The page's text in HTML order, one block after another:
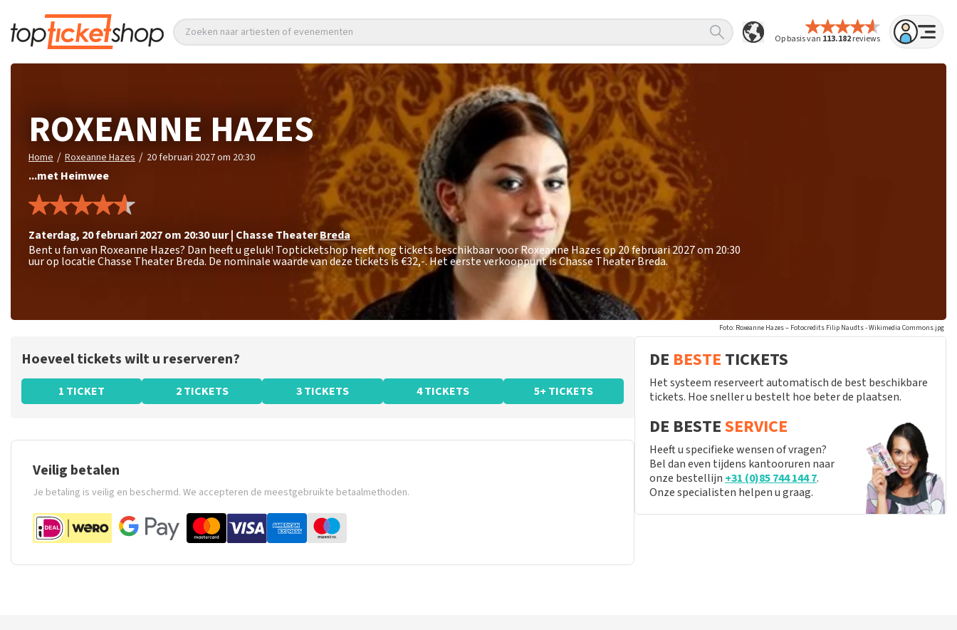
Op basis van 113.182reviews
Zoeken naar artiesten of evenementen
ROXEANNE HAZES
Home / Roxeanne Hazes / 20 februari 2027 om 20:30
...met Heimwee
zaterdag, 20 februari 2027 om 20:30uur| Chasse TheaterBreda
Bent u fan van Roxeanne Hazes? Dan heeft u geluk! Topticketshop heeft nog tickets beschikbaar voor Roxeanne Hazes op 20 februari 2027 om 20:30
uur op locatie Chasse Theater Breda. De nominale waarde van deze tickets is€32,-. Het eerste verkooppunt is Chasse Theater Breda.
Foto: Roxeanne Hazes – Fotocredits Filip Naudts - Wikimedia Commons.jpg
Hoeveel tickets wilt u reserveren?
1 TICKET 2 TICKETS 3 TICKETS 4 TICKETS 5+ TICKETS
Veilig betalen
Je betaling is veilig en beschermd. We accepteren de meestgebruikte betaalmethoden.
DE BESTE TICKETS
Het systeem reserveert automatisch de best beschikbare
tickets. Hoe sneller u bestelt hoe beter de plaatsen.
DE BESTESERVICE
Heeft u specifieke wensen of vragen?
Bel dan even tijdens kantooruren naar
onze bestellijn +31 (0)85 744 144 7.
Onze specialisten helpen u graag.